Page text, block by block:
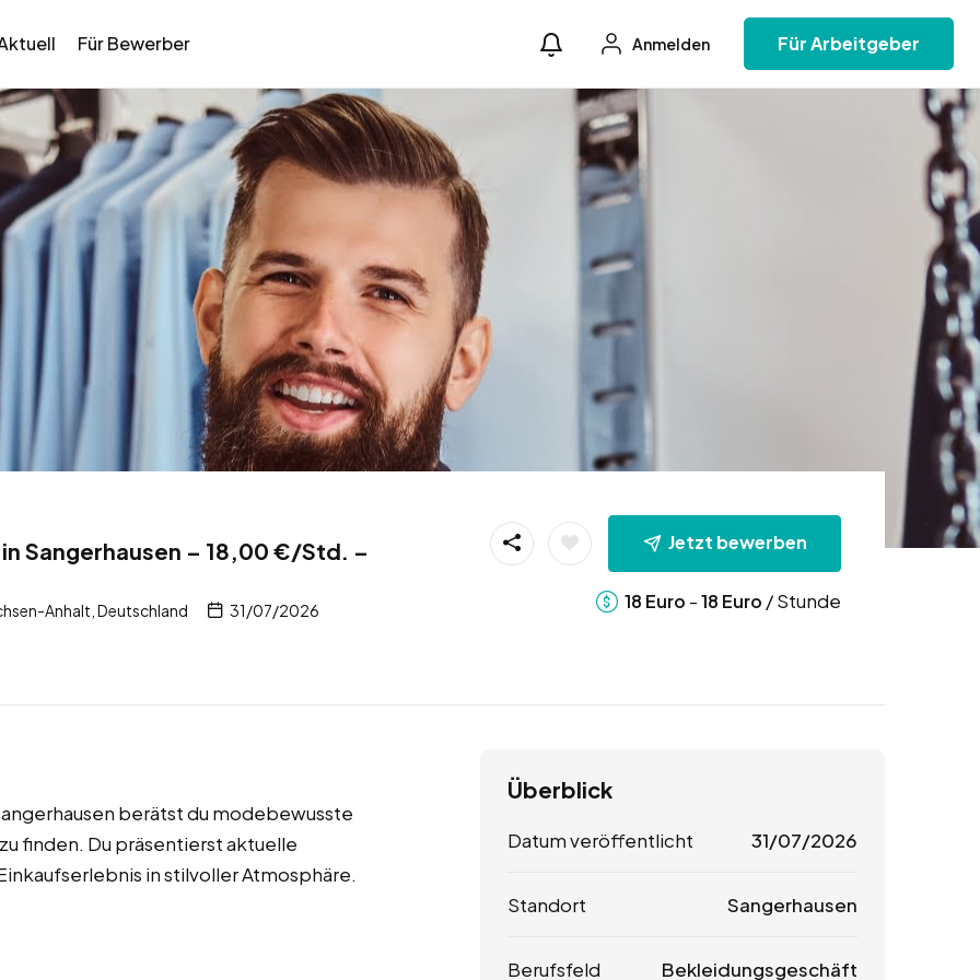
Für Bewerber Anmelden Für Arbeitgeber
Sangerhausen – 18,00 €/Std. –
Anhalt, Deutschland 31/07/2026
Jetzt bewerben
18 Euro -18 Euro / Stunde
berätst du modebewusste
finden. Du präsentierst aktuelle
in stilvoller Atmosphäre.
Überblick
Datum veröffentlicht 31/07/2026
Standort Sangerhausen
Berufsfeld Bekleidungsgeschäft